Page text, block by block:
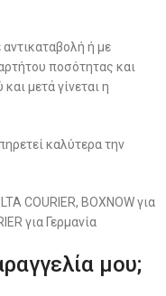
αντικαταβολή ή με
ποσότητας και
μετά γίνεται η
καλύτερα την
COURIER, BOXNOW για
για Γερμανία
μου;